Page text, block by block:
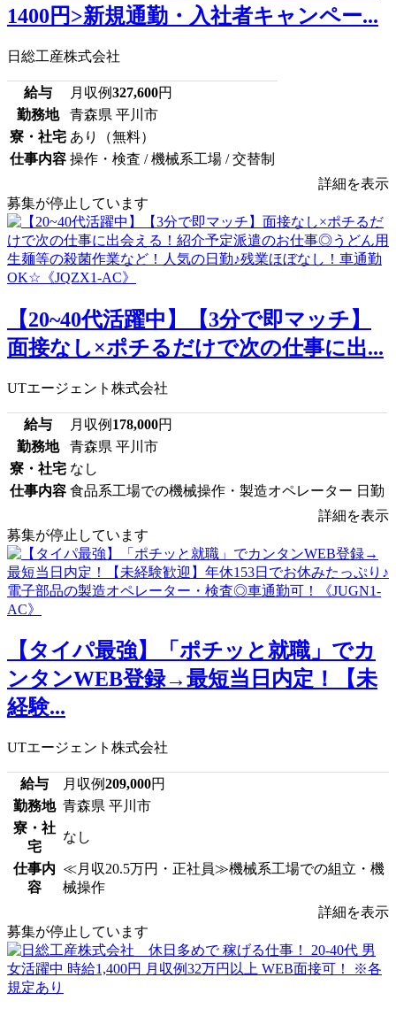
1400円>新規通勤・入社者キャンペー...
日総工産株式会社
給与 月収例327,600円
勤務地
青森県 平川市
寮・社宅 あり（無料）
仕事内容 操作・検査 / 機械系工場 / 交替制
詳細を表示
募集が停止しています
【20~40代活躍中】【3分で即マッチ】
面接なし×ポチるだけで次の仕事に出...
UTエージェント株式会社
給与 月収例 178,000円
勤務地
青森県 平川市
寮・社宅 なし
仕事内容 食品系工場での機械操作・製造オペレーター 日勤
詳細を表示
募集が停止しています
【タイパ最強】「ポチッと就職」でカ
ンタンWEB登録→最短当日内定！【未
経験...
UTエージェント株式会社
給与 月収例209,000円
勤務地 青森県 平川市
寮・社
宅
なし
仕事内
容
≪月収20.5万円・正社員≫機械系工場での組立・機
械操作
詳細を表示
募集が停止しています